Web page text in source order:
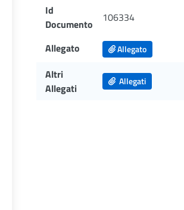
Id
Documento
106334
Allegato Allegato
Altri
Allegati
Allegati